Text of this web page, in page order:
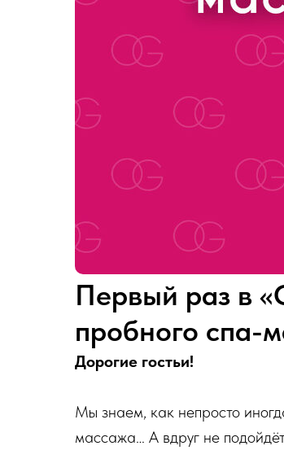
Первый раз в
пробного спа-
Дорогие гостьи!
Мы знаем, как непросто
массажа… А вдруг не